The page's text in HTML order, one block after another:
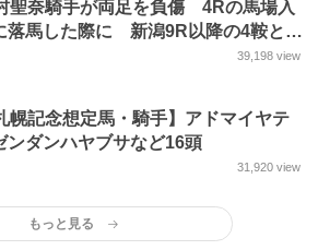
聖奈騎手が両足を負傷 4Rの馬場入
落馬した際に 新潟9R以降の4鞍と日
39,198 view
幌記念想定馬・騎手】アドマイヤテ
ンダンハヤブサなど16頭
31,920 view
もっと見る